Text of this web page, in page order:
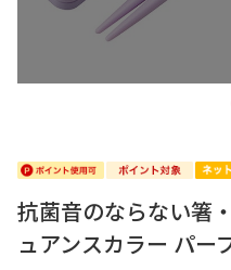
抗菌音のならない箸
ュアンスカラー パー